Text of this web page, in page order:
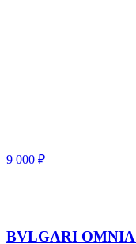
9 000 ₽
BVLGARI